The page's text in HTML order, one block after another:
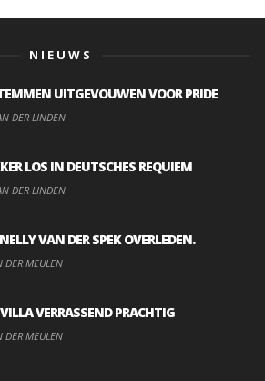
NIEUWS
UITGEVOUWEN VOOR PRIDE
DER LINDEN
LOS IN DEUTSCHES REQUIEM
DER LINDEN
VAN DER SPEK OVERLEDEN.
DER MEULEN
VERRASSEND PRACHTIG
DER MEULEN